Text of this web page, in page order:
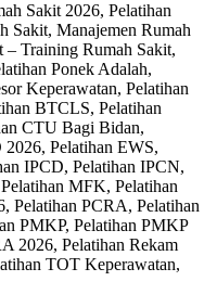
Sakit 2026, Pelatihan
Sakit, Manajemen Rumah
– Training Rumah Sakit,
Ponek Adalah,
Keperawatan, Pelatihan
BTCLS, Pelatihan
CTU Bagi Bidan,
Pelatihan EWS,
IPCD, Pelatihan IPCN,
MFK, Pelatihan
Pelatihan PCRA, Pelatihan
PMKP, Pelatihan PMKP
2026, Pelatihan Rekam
TOT Keperawatan,